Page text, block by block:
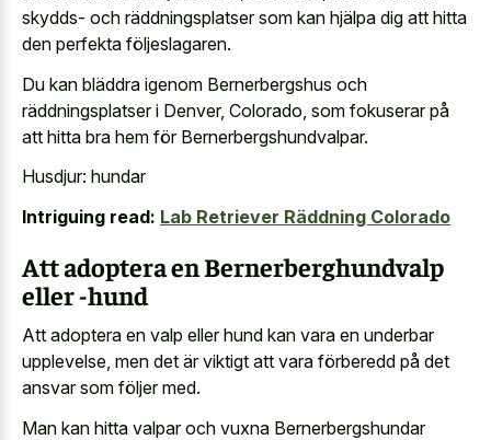
skydds- och räddningsplatser som kan hjälpa dig att hitta
den perfekta följeslagaren.
Du kan bläddra igenom Bernerbergshus och
räddningsplatser i Denver, Colorado, som fokuserar på
att hitta bra hem för Bernerbergshundvalpar.
Husdjur: hundar
Intriguing read: Lab Retriever Räddning Colorado
Att adoptera en Bernerberghundvalp
eller -hund
Att adoptera en valp eller hund kan vara en underbar
upplevelse, men det är viktigt att vara förberedd på det
ansvar som följer med.
Man kan hitta valpar och vuxna Bernerbergshundar